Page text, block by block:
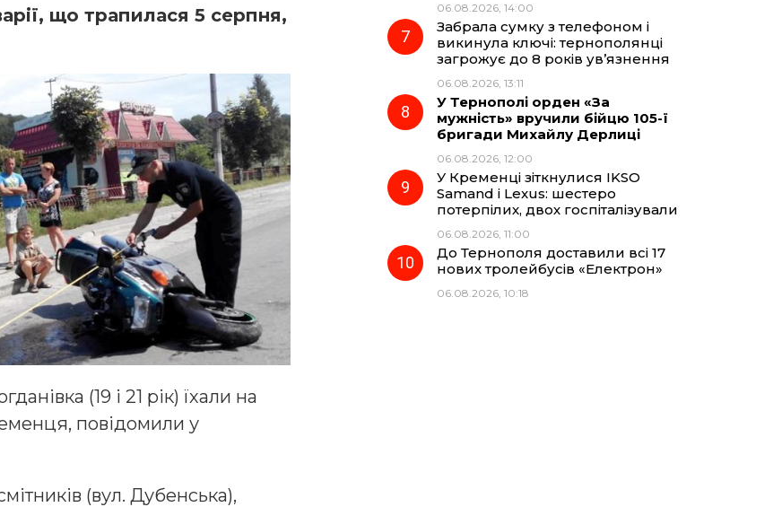
що трапилася 5 серпня,
(19 і 21 рік) їхали на
повідомили у
(вул. Дубенська),
06.08.2026, 14:00
Забрала сумку з телефоном і
викинула ключі: тернополянці
загрожує до 8 років ув’язнення
06.08.2026, 13:11
У Тернополі орден «За
мужність» вручили бійцю 105-ї
бригади Михайлу Дерлиці
06.08.2026, 12:00
У Кременці зіткнулися IKSO
Samand і Lexus: шестеро
потерпілих, двох госпіталізували
06.08.2026, 11:00
До Тернополя доставили всі 17
нових тролейбусів «Електрон»
06.08.2026, 10:18